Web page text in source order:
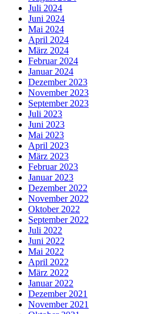
Juli 2024
Juni 2024
Mai 2024
April 2024
März 2024
Februar 2024
Januar 2024
Dezember 2023
November 2023
September 2023
Juli 2023
Juni 2023
Mai 2023
April 2023
März 2023
Februar 2023
Januar 2023
Dezember 2022
November 2022
Oktober 2022
September 2022
Juli 2022
Juni 2022
Mai 2022
April 2022
März 2022
Januar 2022
Dezember 2021
November 2021